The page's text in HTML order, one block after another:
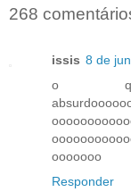
268
issis 8 de
o
ooooooo
Responder